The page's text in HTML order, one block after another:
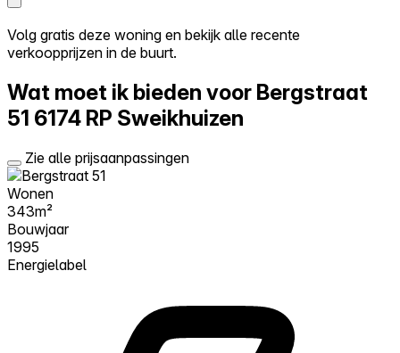
Log in
Probeer Walter gratis
Volg gratis deze woning en bekijk alle recente
verkoopprijzen in de buurt.
Wat moet ik bieden voor Bergstraat
51 6174 RP Sweikhuizen
Zie alle prijsaanpassingen
Wonen
343m²
Bouwjaar
1995
Energielabel